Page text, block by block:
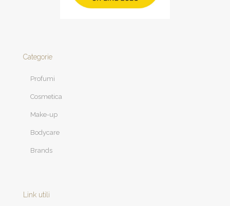
Categorie
Profumi
Cosmetica
Make-up
Bodycare
Brands
Link utili